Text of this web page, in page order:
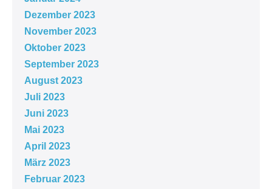
Dezember 2023
November 2023
Oktober 2023
September 2023
August 2023
Juli 2023
Juni 2023
Mai 2023
April 2023
März 2023
Februar 2023